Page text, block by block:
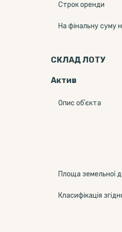
Строк оренди
На фінальну суму
СКЛАД ЛОТУ
Актив
Опис обʼєкта
Площа земельної
Класифікація